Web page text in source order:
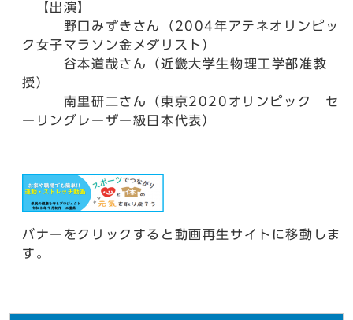
【出演】
野口みずきさん（2004年アテネオリンピッ
ク女子マラソン金メダリスト）
谷本道哉さん（近畿大学生物理工学部准教
授）
南里研二さん（東京2020オリンピック セ
ーリングレーザー級日本代表）
バナーをクリックすると動画再生サイトに移動しま
す。